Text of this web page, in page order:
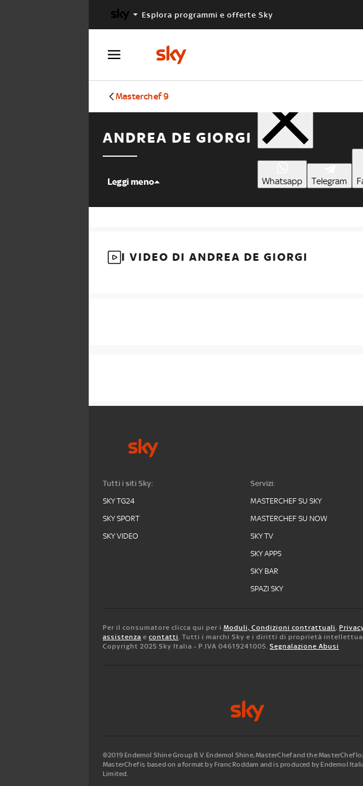
Esplora programmi e offerte Sky
Masterchef 9
ANDREA DE GIORGI
Leggi meno Whatsapp Telegram
I VIDEO DI ANDREA DE GIORGI
Tutti i siti Sky:
SKY TG24
SKY SPORT
SKY VIDEO
Servizi:
MASTERCHEF SU SKY
MASTERCHEF SU NOW
SKY TV
SKY APPS
SKY BAR
SPAZI SKY
Per il consumatore clicca qui per i Moduli, Condizioni contrattuali,
assistenza e contatti. Tutti i marchi Sky e i diritti di proprietà
Copyright 2025 Sky Italia - P.IVA 04619241005. Segnalazione Abusi
©2019 Endemol Shine Group B.V. Endemol Shine, MasterChef and the MasterChef
MasterChef is based on a format by Franc Roddam and is produced by Endemol
Limited.